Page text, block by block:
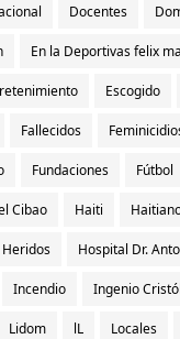
Docentes
En la Deportivas felix
Escogido
Fallecidos
Fundaciones Fútbol
Cibao Haiti
Heridos Hospital Dr.
Incendio Ingenio
Lidom lL Locales